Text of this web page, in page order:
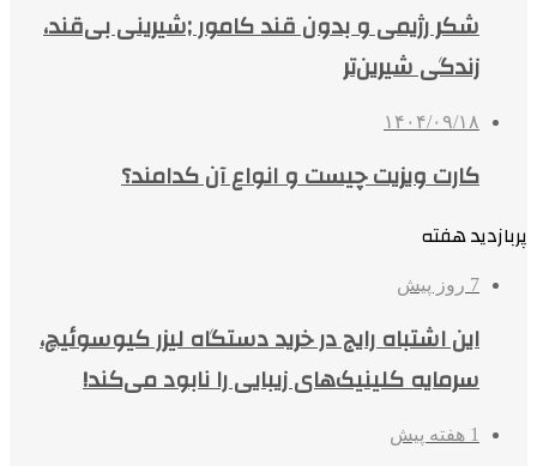
شکر رژیمی و بدون قند کامور ;شیرینی بی‌قند،
زندگی شیرین‌تر
۱۴۰۴/۰۹/۱۸
کارت ویزیت چیست و انواع آن کدامند؟
پربازدید هفته
7 روز پیش
این اشتباه رایج در خرید دستگاه لیزر کیوسوئیچ،
سرمایه کلینیک‌های زیبایی را نابود می‌کند!
1 هفته پیش